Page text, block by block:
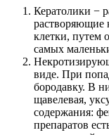
Кератолики −
растворяющие
клетки, путем
самых
виде. При
бородавку. В
щавелевая,
содержания:
препаратов